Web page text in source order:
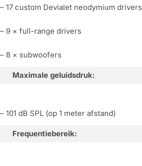
– 17 custom Devialet neodymium drivers
– 9 × full-range drivers
– 8 × subwoofers
Maximale geluidsdruk:
– 101 dB SPL (op 1 meter afstand)
Frequentiebereik: